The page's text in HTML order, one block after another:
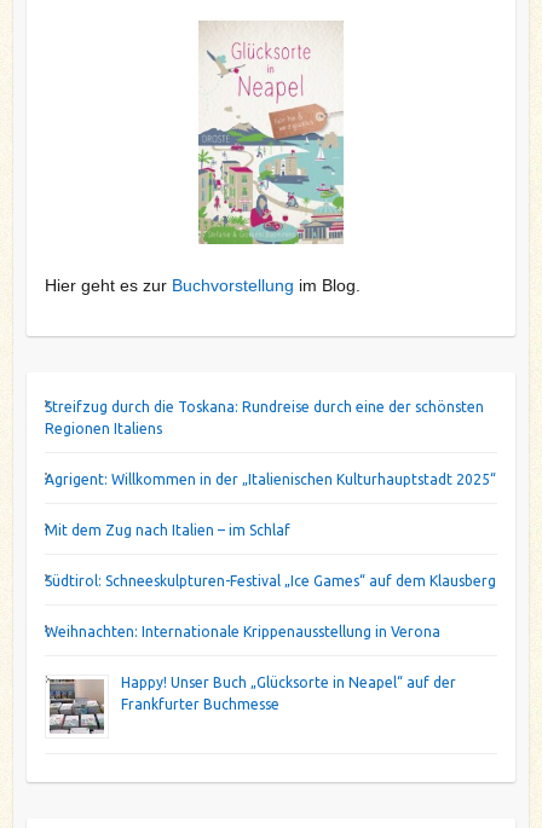
Hier geht es zur Buchvorstellung im Blog.
Streifzug durch die Toskana: Rundreise durch eine der schönsten
Regionen Italiens
Agrigent: Willkommen in der „Italienischen Kulturhauptstadt 2025“
Mit dem Zug nach Italien – im Schlaf
Südtirol: Schneeskulpturen-Festival „Ice Games“ auf dem Klausberg
Weihnachten: Internationale Krippenausstellung in Verona
Happy! Unser Buch „Glücksorte in Neapel“ auf der
Frankfurter Buchmesse